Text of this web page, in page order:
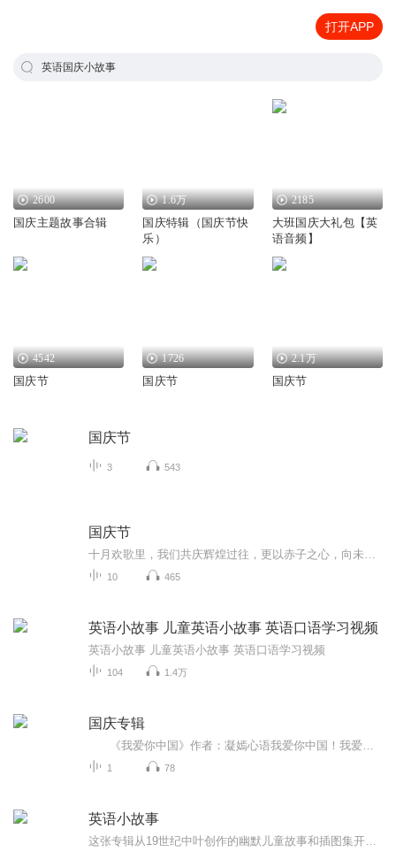
打开APP
英语国庆小故事
2600
国庆主题故事合辑
1.6万
国庆特辑（国庆节快
乐）
2185
大班国庆大礼包【英
语音频】
4542
国庆节
1726
国庆节
2.1万
国庆节
国庆节
3 543
国庆节
10 465
英语小故事 儿童英语小故事 英语口语学习视频
英语小故事 儿童英语小故事 英语口语学习视频
104 1.4万
国庆专辑
1 78
英语小故事